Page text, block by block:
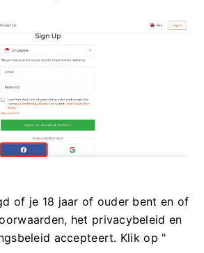
of je 18 jaar of ouder bent en of
het privacybeleid en
accepteert. Klik op "